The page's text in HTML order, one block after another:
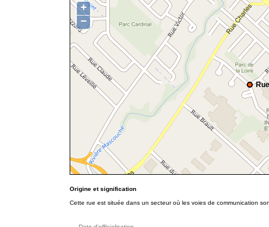
+
−
Origine et signification
Cette rue est située dans un secteur où les voies de communication